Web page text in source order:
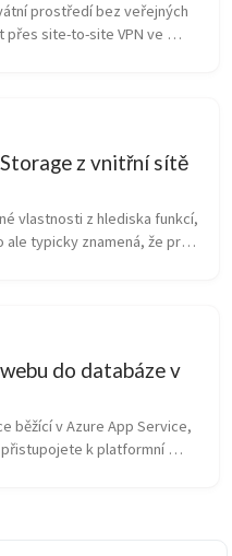
prostředí bez veřejných
přes site-to-site VPN ve
Storage z vnitřní sítě
vlastnosti z hlediska funkcí,
ale typicky znamená, že pro
do databáze v
běžící v Azure App Service,
přistupojete k platformní